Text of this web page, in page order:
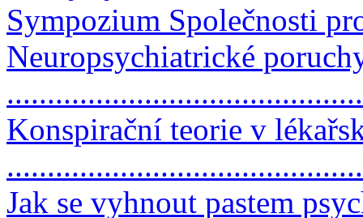
Sympozium Společnosti
Neuropsychiatrické
Konspirační teorie v
Jak se vyhnout pastem